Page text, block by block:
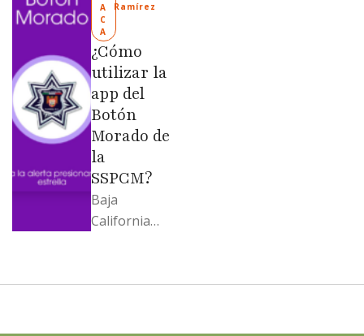
“Mandela”;
Evangelina
Moreno no
soportó; Los
…
A
C
A
Ramírez
¿Cómo
utilizar la
app del
Botón
Morado de
la
SSPCM?
Baja
California
2025 con